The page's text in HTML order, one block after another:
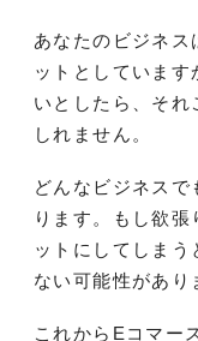
あなたのビジネ
ットとしていま
いとしたら、それ
しれません。
どんなビジネス
ります。もし欲
ットにしてしまう
ない可能性があり
これからEコマー